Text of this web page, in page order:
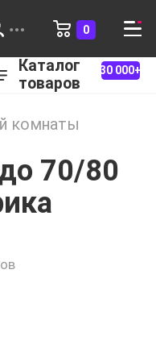
0
Каталог
товаров
30 000+
комнаты
70/80